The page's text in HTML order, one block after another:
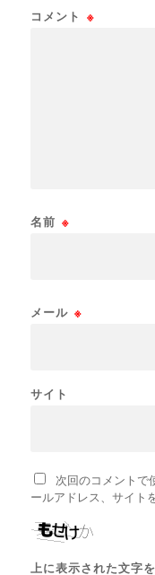
コメント ※
名前 ※
メール ※
サイト
次回のコメントで
ールアドレス、サイト
上に表示された文字